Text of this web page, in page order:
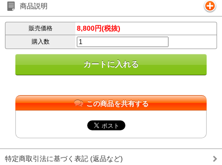
商品説明
販売価格 8,800円(税抜)
購入数
この商品を共有する
特定商取引法に基づく表記 (返品など)